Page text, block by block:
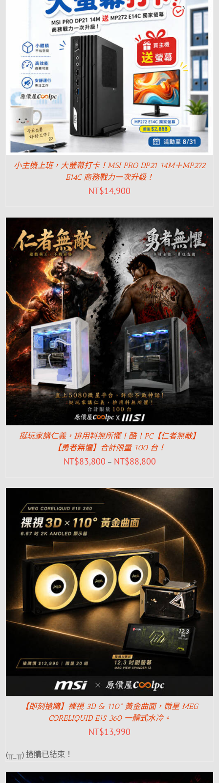
小主機上班，大螢幕打卡！MSI PRO DP21 14M＋MP272
E14C 商務戰力一次升級！
NT$14,900
挺玩家講仁義，拚用料無所懼！酷！PC【仁者無敵】
【勇者無懼】合計限量 100 台！
NT$83,800 – NT$88,800
【即刻搶購】裸視 3D & 110° 黃金曲面，微星 MEG
CORELIQUID E15 360 一體式水冷。
NT$13,990
(╥_╥) 搶購已結束！